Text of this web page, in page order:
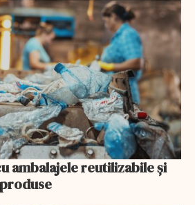
ambalajele reutilizabile și